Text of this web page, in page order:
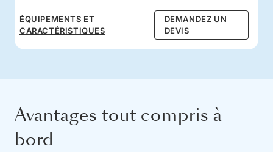
ÉQUIPEMENTS ET
CARACTÉRISTIQUES
DEMANDEZ UN
DEVIS
Avantages tout compris à
bord